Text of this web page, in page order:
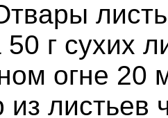
50 г сухих
огне 20
из